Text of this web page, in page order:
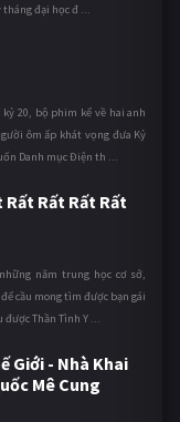
đại học đ ...
20, bộ phim kể về hai anh
ôm ấp khát vọng đưa Kỷ
Danh mục Điện th ...
Rất Rất Rất Rất
năm trung học cơ sở,
cầu mong tìm được bạn gái
được Thần Tình Y ...
Giới - Nhà Khai
Mê Cung